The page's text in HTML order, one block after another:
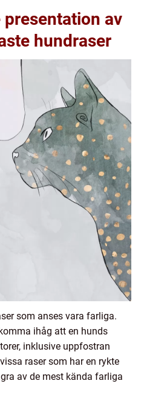
av
hundraser
som anses vara farliga.
ihåg att en hunds
inklusive uppfostran
raser som har en rykte
av de mest kända farliga